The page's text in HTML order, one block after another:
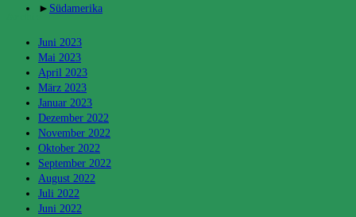
► Südamerika
Juni 2023
Mai 2023
April 2023
März 2023
Januar 2023
Dezember 2022
November 2022
Oktober 2022
September 2022
August 2022
Juli 2022
Juni 2022